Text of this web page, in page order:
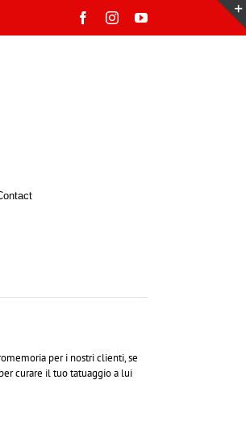
FacebookInstagramYouTube
per i nostri clienti, se
curare il tuo tatuaggio a lui